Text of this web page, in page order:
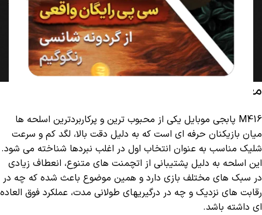
معرفی تفنگ M416 پابجی موبایل
M416 پابجی موبایل یکی از محبوب ترین و پرکاربردترین اسلحه ها
میان بازیکنان حرفه ای است که به دلیل دقت بالا، لگد کم و سرعت
شلیک مناسب به عنوان انتخاب اول در اغلب نبردها شناخته می شود.
این اسلحه به دلیل پشتیبانی از اتچمنت های متنوع، انعطاف زیادی
در سبک های مختلف بازی دارد و همین موضوع باعث شده که چه در
رقابت های نزدیک و چه در درگیریهای طولانی مدت، عملکرد فوق العاده
ای داشته باشد.